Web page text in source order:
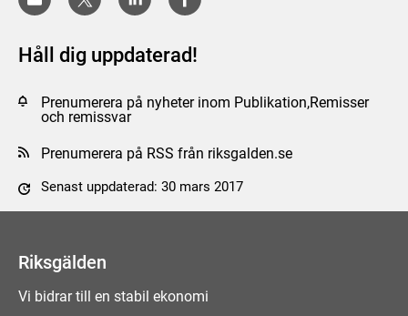
Håll dig uppdaterad!
Prenumerera på nyheter inom Publikation,Remisser
och remissvar
Prenumerera på RSS från riksgalden.se
Senast uppdaterad: 30 mars 2017
Riksgälden
Vi bidrar till en stabil ekonomi